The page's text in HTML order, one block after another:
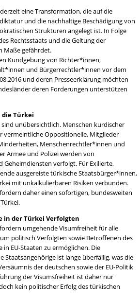
eine Transformation, die auf die
und die nachhaltige Beschädigung von
Strukturen angelegt ist. In Folge
Rechtsstaats und die Geltung der
Maße gefährdet.
Kundgebung von Richter*innen,
und Bürgerrechtler*innen vor dem
und deren Presseerklärung möchten
deren Forderungen unterstützen
die Türkei
unübersichtlich. Menschen kurdischer
vermeintliche Oppositionelle, Mitglieder
Menschenrechtler*innen und
Armee und Polizei werden von
Geheimdiensten verfolgt. Für Exilierte,
ausgereiste türkische Staatsbürger*innen,
mit unkalkulierbaren Risiken verbunden.
daher einen sofortigen, bundesweiten
in der Türkei Verfolgten
umgehende Visumfreiheit für alle
politisch Verfolgten sowie Betroffenen des
in EU-Staaten zu ermöglichen. Die
Staatsangehörige ist lange überfällig, was die
der deutschen sowie der EU-Politik
der Visumsfreiheit ist daher nur
kein politischer Erfolg des türkischen